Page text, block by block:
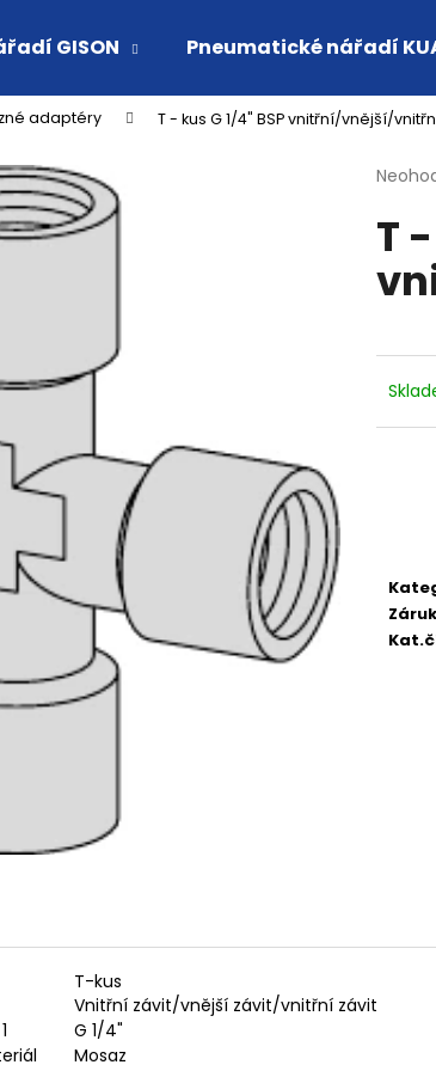
GISON Pneumatické nářadí
adaptéry T - kus G 1/4" BSP vnitřní/vnější/
z
T
T-kus
Vnitřní závit/vnější závit/vnitřní závit
G 1/4"
Mosaz
najít?
VNITŘNÍ FVMQ
RYCHLOSPOJKA
4 420,13 Kč